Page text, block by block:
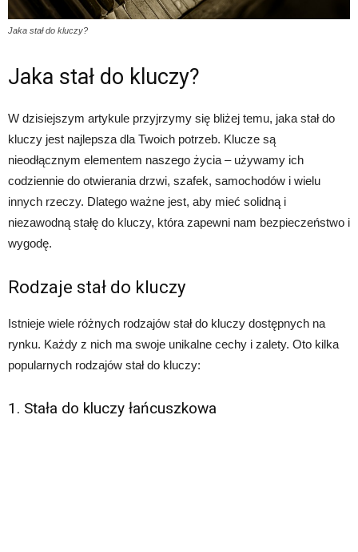
Jaka stał do kluczy?
Jaka stał do kluczy?
W dzisiejszym artykule przyjrzymy się bliżej temu, jaka stał do
kluczy jest najlepsza dla Twoich potrzeb. Klucze są
nieodłącznym elementem naszego życia – używamy ich
codziennie do otwierania drzwi, szafek, samochodów i wielu
innych rzeczy. Dlatego ważne jest, aby mieć solidną i
niezawodną stałę do kluczy, która zapewni nam bezpieczeństwo i
wygodę.
Rodzaje stał do kluczy
Istnieje wiele różnych rodzajów stał do kluczy dostępnych na
rynku. Każdy z nich ma swoje unikalne cechy i zalety. Oto kilka
popularnych rodzajów stał do kluczy:
1. Stała do kluczy łańcuszkowa